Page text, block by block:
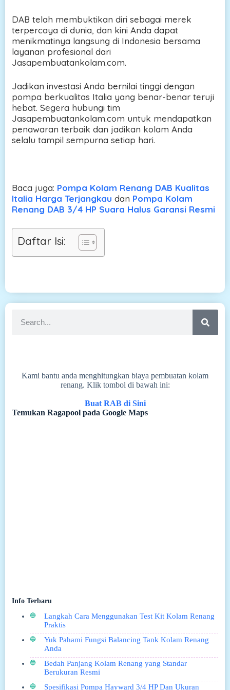
DAB telah membuktikan diri sebagai merek
terpercaya di dunia, dan kini Anda dapat
menikmatinya langsung di Indonesia bersama
layanan profesional dari
Jasapembuatankolam.com.
Jadikan investasi Anda bernilai tinggi dengan
pompa berkualitas Italia yang benar-benar teruji
hebat. Segera hubungi tim
Jasapembuatankolam.com untuk mendapatkan
penawaran terbaik dan jadikan kolam Anda
selalu tampil sempurna setiap hari.
Baca juga: Pompa Kolam Renang DAB Kualitas
Italia Harga Terjangkau dan Pompa Kolam
Renang DAB 3/4 HP Suara Halus Garansi Resmi
Daftar Isi:
Kami bantu anda menghitungkan biaya pembuatan kolam
renang. Klik tombol di bawah ini:
Buat RAB di Sini
Temukan Ragapool pada Google Maps
Info Terbaru
Langkah Cara Menggunakan Test Kit Kolam Renang
Praktis
Yuk Pahami Fungsi Balancing Tank Kolam Renang
Anda
Bedah Panjang Kolam Renang yang Standar
Berukuran Resmi
Spesifikasi Pompa Hayward 3/4 HP Dan Ukuran